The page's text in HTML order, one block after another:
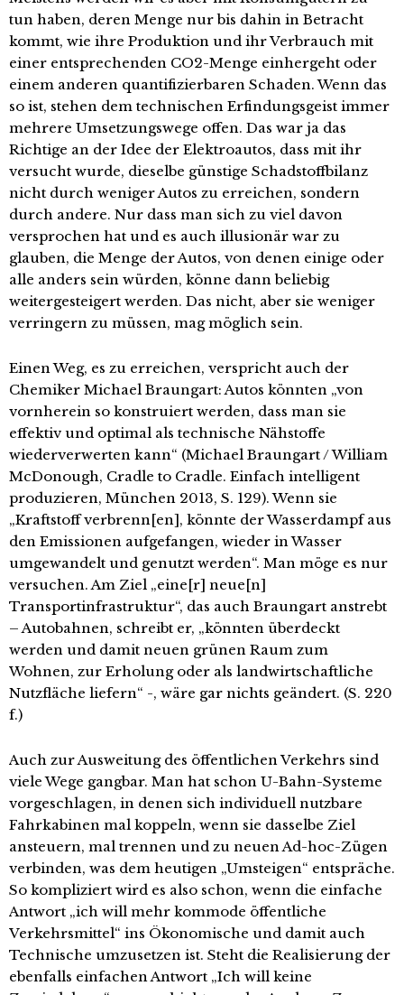
tun haben, deren Menge nur bis dahin in Betracht
kommt, wie ihre Produktion und ihr Verbrauch mit
einer entsprechenden CO2-Menge einhergeht oder
einem anderen quantifizierbaren Schaden. Wenn das
so ist, stehen dem technischen Erfindungsgeist immer
mehrere Umsetzungswege offen. Das war ja das
Richtige an der Idee der Elektroautos, dass mit ihr
versucht wurde, dieselbe günstige Schadstoffbilanz
nicht durch weniger Autos zu erreichen, sondern
durch andere. Nur dass man sich zu viel davon
versprochen hat und es auch illusionär war zu
glauben, die Menge der Autos, von denen einige oder
alle anders sein würden, könne dann beliebig
weitergesteigert werden. Das nicht, aber sie weniger
verringern zu müssen, mag möglich sein.
Einen Weg, es zu erreichen, verspricht auch der
Chemiker Michael Braungart: Autos könnten „von
vornherein so konstruiert werden, dass man sie
effektiv und optimal als technische Nähstoffe
wiederverwerten kann“ (Michael Braungart / William
McDonough, Cradle to Cradle. Einfach intelligent
produzieren, München 2013, S. 129). Wenn sie
„Kraftstoff verbrenn[en], könnte der Wasserdampf aus
den Emissionen aufgefangen, wieder in Wasser
umgewandelt und genutzt werden“. Man möge es nur
versuchen. Am Ziel „eine[r] neue[n]
Transportinfrastruktur“, das auch Braungart anstrebt
– Autobahnen, schreibt er, „könnten überdeckt
werden und damit neuen grünen Raum zum
Wohnen, zur Erholung oder als landwirtschaftliche
Nutzfläche liefern“ -, wäre gar nichts geändert. (S. 220
f.)
Auch zur Ausweitung des öffentlichen Verkehrs sind
viele Wege gangbar. Man hat schon U-Bahn-Systeme
vorgeschlagen, in denen sich individuell nutzbare
Fahrkabinen mal koppeln, wenn sie dasselbe Ziel
ansteuern, mal trennen und zu neuen Ad-hoc-Zügen
verbinden, was dem heutigen „Umsteigen“ entspräche.
So kompliziert wird es also schon, wenn die einfache
Antwort „ich will mehr kommode öffentliche
Verkehrsmittel“ ins Ökonomische und damit auch
Technische umzusetzen ist. Steht die Realisierung der
ebenfalls einfachen Antwort „Ich will keine